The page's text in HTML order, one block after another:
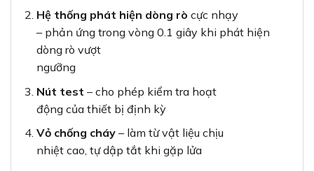
Hệ thống phát hiện dòng rò cực nhạy
– phản ứng trong vòng 0.1 giây khi phát hiện
dòng rò vượt
ngưỡng
Nút test – cho phép kiểm tra hoạt
động của thiết bị định kỳ
Vỏ chống cháy– làm từ vật liệu chịu
nhiệt cao, tự dập tắt khi gặp lửa